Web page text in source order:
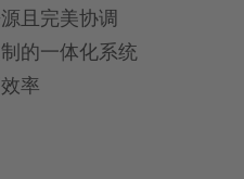
且完美协调
的一体化系统
率